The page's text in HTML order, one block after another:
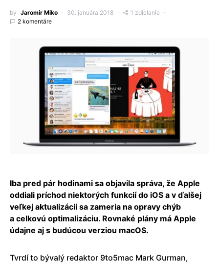
by Jaromir Miko 30. januára 2018
1 zdielanie
2 komentáre
Iba pred pár hodinami sa objavila správa, že Apple
oddiali príchod niektorých funkcií do iOS a v ďalšej
veľkej aktualizácii sa zameria na opravy chýb
a celkovú optimalizáciu. Rovnaké plány má Apple
údajne aj s budúcou verziou macOS.
Tvrdí to bývalý redaktor 9to5mac Mark Gurman,